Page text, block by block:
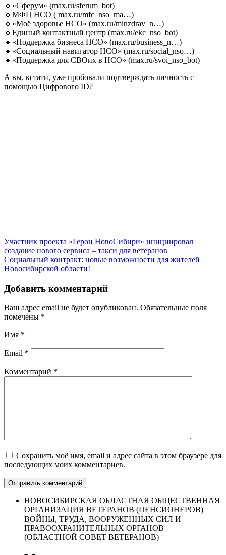
🔹«Сферум» (max.ru/sferum_bot)
🔹МФЦ НСО ( max.ru/mfc_nso_ma…)
🔹«Моё здоровье НСО» (max.ru/minzdrav_n…)
🔹Единый контактный центр (max.ru/ekc_nso_bot)
🔹«Поддержка бизнеса НСО» (max.ru/business_n…)
🔹«Социальный навигатор НСО» (max.ru/social_nso…)
🔹«Поддержка для СВОих в НСО» (max.ru/svoi_nso_bot)
А вы, кстати, уже пробовали подтверждать личность с
помощью Цифрового ID?
Участник проекта «Герои НовоСибири» инициировал
создание нового сервиса – такси для ветеранов
Социальный контракт: новые возможности для жителей
Новосибирской области!
Добавить комментарий
Ваш адрес email не будет опубликован. Обязательные поля
помечены *
Имя *
Email *
Комментарий *
Сохранить моё имя, email и адрес сайта в этом браузере для
последующих моих комментариев.
НОВОСИБИРСКАЯ ОБЛАСТНАЯ ОБЩЕСТВЕННАЯ
ОРГАНИЗАЦИЯ ВЕТЕРАНОВ (ПЕНСИОНЕРОВ)
ВОЙНЫ, ТРУДА, ВООРУЖЕННЫХ СИЛ И
ПРАВООХРАНИТЕЛЬНЫХ ОРГАНОВ
(ОБЛАСТНОЙ СОВЕТ ВЕТЕРАНОВ)